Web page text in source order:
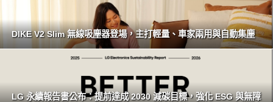
DIKE V2 Slim 無線吸塵器登場，主打輕量、車家兩用與自動集塵
LG 永續報告書公布：提前達成 2030 減碳目標，強化 ESG 與無障